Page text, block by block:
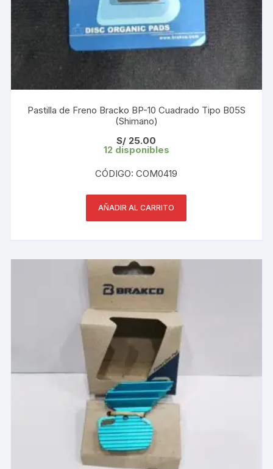
Pastilla de Freno Bracko BP-10 Cuadrado Tipo B05S
(Shimano)
S/ 25.00
12 disponibles
CÓDIGO: COM0419
AÑADIR AL CARRITO